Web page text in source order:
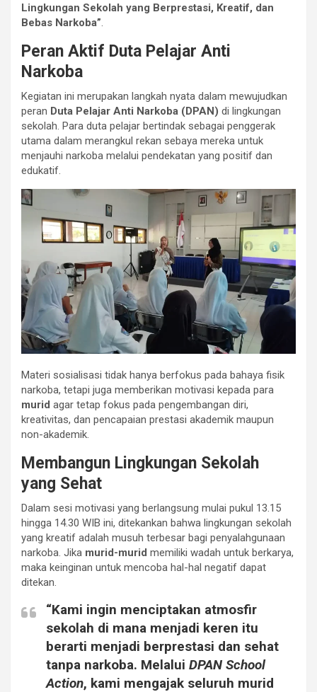
Lingkungan Sekolah yang Berprestasi, Kreatif, dan
Bebas Narkoba”.
Peran Aktif Duta Pelajar Anti
Narkoba
Kegiatan ini merupakan langkah nyata dalam mewujudkan
peran Duta Pelajar Anti Narkoba (DPAN) di lingkungan
sekolah. Para duta pelajar bertindak sebagai penggerak
utama dalam merangkul rekan sebaya mereka untuk
menjauhi narkoba melalui pendekatan yang positif dan
edukatif.
Materi sosialisasi tidak hanya berfokus pada bahaya fisik
narkoba, tetapi juga memberikan motivasi kepada para
murid agar tetap fokus pada pengembangan diri,
kreativitas, dan pencapaian prestasi akademik maupun
non-akademik.
Membangun Lingkungan Sekolah
yang Sehat
Dalam sesi motivasi yang berlangsung mulai pukul 13.15
hingga 14.30 WIB ini, ditekankan bahwa lingkungan sekolah
yang kreatif adalah musuh terbesar bagi penyalahgunaan
narkoba. Jika murid-murid memiliki wadah untuk berkarya,
maka keinginan untuk mencoba hal-hal negatif dapat
ditekan.
“Kami ingin menciptakan atmosfir
sekolah di mana menjadi keren itu
berarti menjadi berprestasi dan sehat
tanpa narkoba. Melalui DPAN School
Action, kami mengajak seluruh murid